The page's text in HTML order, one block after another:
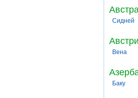
Сидней
Вена
Баку